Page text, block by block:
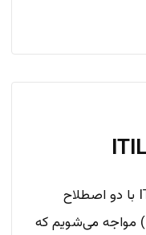
فرق رخداد و رویداد در ITIL در ITIL با دو اصطلاح
رویداد (Event) و رخداد (Incident) مواجه می‌شویم که